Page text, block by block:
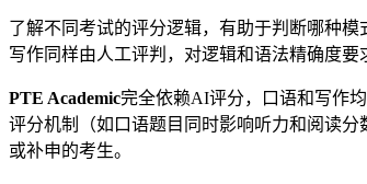
了解不同考试的评分逻辑，有助于判断哪种模
写作同样由人工评判，对逻辑和语法精确度要
PTE Academic完全依赖AI评分，口语和写作
评分机制（如口语题目同时影响听力和阅读
或补申的考生。